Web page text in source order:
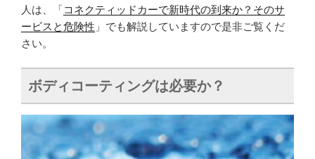
人は、「コネクティッドカーで新時代の到来か？そのサ
ービスと危険性 」でも解説していますので是非ご覧くだ
さい。
ボディコーティングは必要か？